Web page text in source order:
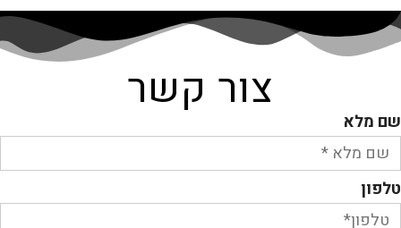
צור קשר
שם מלא
טלפון